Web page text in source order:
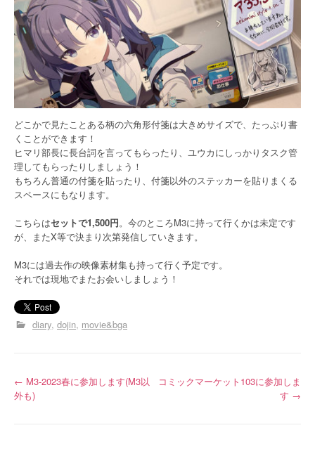
どこかで見たことある柄の六角形付箋は大きめサイズで、たっぷり書
くことができます！
ヒマリ部長に長台詞を言ってもらったり、ユウカにしっかりタスク管
理してもらったりしましょう！
もちろん普通の付箋を貼ったり、付箋以外のステッカーを貼りまくる
スペースにもなります。
こちらはセットで1,500円。今のところM3に持って行くかは未定です
が、またX等で決まり次第発信していきます。
M3には過去作の映像素材集も持って行く予定です。
それでは現地でまたお会いしましょう！
diary dojin movie&bga
投
← M3-2023春に参加します(M3以
外も)
コミックマーケット103に参加しま
す →